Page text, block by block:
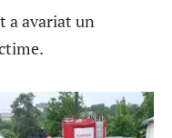
a avariat un